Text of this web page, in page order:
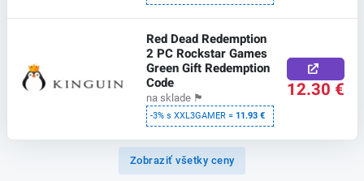
Red Dead Redemption
2 PC Rockstar Games
Green Gift Redemption
Code
na sklade 🏴
-3% s XXL3GAMER =11.93 €
12.30 €
Zobraziť všetky ceny